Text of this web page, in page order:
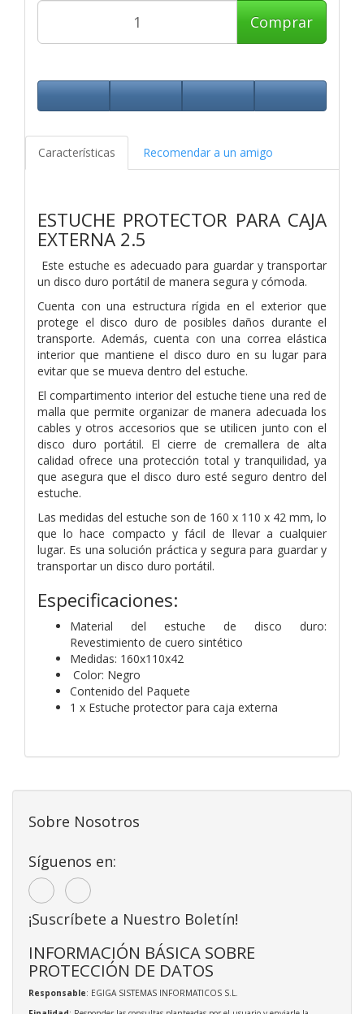
Comprar
Características Recomendar a un amigo
ESTUCHE PROTECTOR PARA CAJA
EXTERNA 2.5
Este estuche es adecuado para guardar y transportar
un disco duro portátil de manera segura y cómoda.
Cuenta con una estructura rígida en el exterior que
protege el disco duro de posibles daños durante el
transporte. Además, cuenta con una correa elástica
interior que mantiene el disco duro en su lugar para
evitar que se mueva dentro del estuche.
El compartimento interior del estuche tiene una red de
malla que permite organizar de manera adecuada los
cables y otros accesorios que se utilicen junto con el
disco duro portátil. El cierre de cremallera de alta
calidad ofrece una protección total y tranquilidad, ya
que asegura que el disco duro esté seguro dentro del
estuche.
Las medidas del estuche son de 160 x 110 x 42 mm, lo
que lo hace compacto y fácil de llevar a cualquier
lugar. Es una solución práctica y segura para guardar y
transportar un disco duro portátil.
Especificaciones:
Material del estuche de disco duro:
Revestimiento de cuero sintético
Medidas: 160x110x42
Color: Negro
Contenido del Paquete
1 x Estuche protector para caja externa
Sobre Nosotros
Síguenos en:
¡Suscríbete a Nuestro Boletín!
INFORMACIÓN BÁSICA SOBRE
PROTECCIÓN DE DATOS
Responsable: EGIGA SISTEMAS INFORMATICOS S.L.